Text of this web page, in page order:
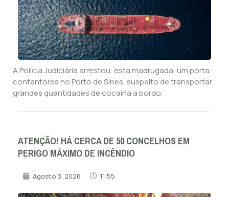
A Polícia Judiciária arrestou, esta madrugada, um porta-
contentores no Porto de Sines, suspeito de transportar
grandes quantidades de cocaína a bordo.
ATENÇÃO! HÁ CERCA DE 50 CONCELHOS EM
PERIGO MÁXIMO DE INCÊNDIO
Agosto 3, 2026 11:55